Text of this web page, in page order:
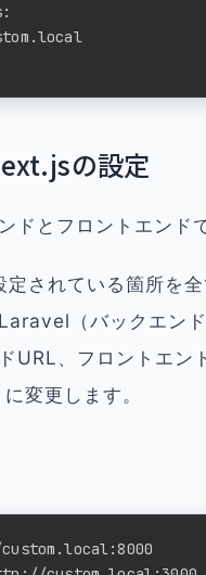
の設定
ドとフロントエンド
定されている箇所を
（バックエン
URL、フロントエン
変更します。